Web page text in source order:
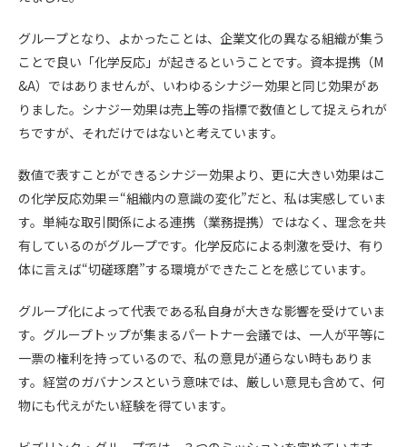
グループとなり、よかったことは、企業文化の異なる組織が集う
ことで良い「化学反応」が起きるということです。資本提携（M
&A）ではありませんが、いわゆるシナジー効果と同じ効果があ
りました。シナジー効果は売上等の指標で数値として捉えられが
ちですが、それだけではないと考えています。
数値で表すことができるシナジー効果より、更に大きい効果はこ
の化学反応効果＝“組織内の意識の変化”だと、私は実感していま
す。単純な取引関係による連携（業務提携）ではなく、理念を共
有しているのがグループです。化学反応による刺激を受け、有り
体に言えば“切磋琢磨”する環境ができたことを感じています。
グループ化によって代表である私自身が大きな影響を受けていま
す。グループトップが集まるパートナー会議では、一人が平等に
一票の権利を持っているので、私の意見が通らない時もありま
す。経営のガバナンスという意味では、厳しい意見も含めて、何
物にも代えがたい経験を得ています。